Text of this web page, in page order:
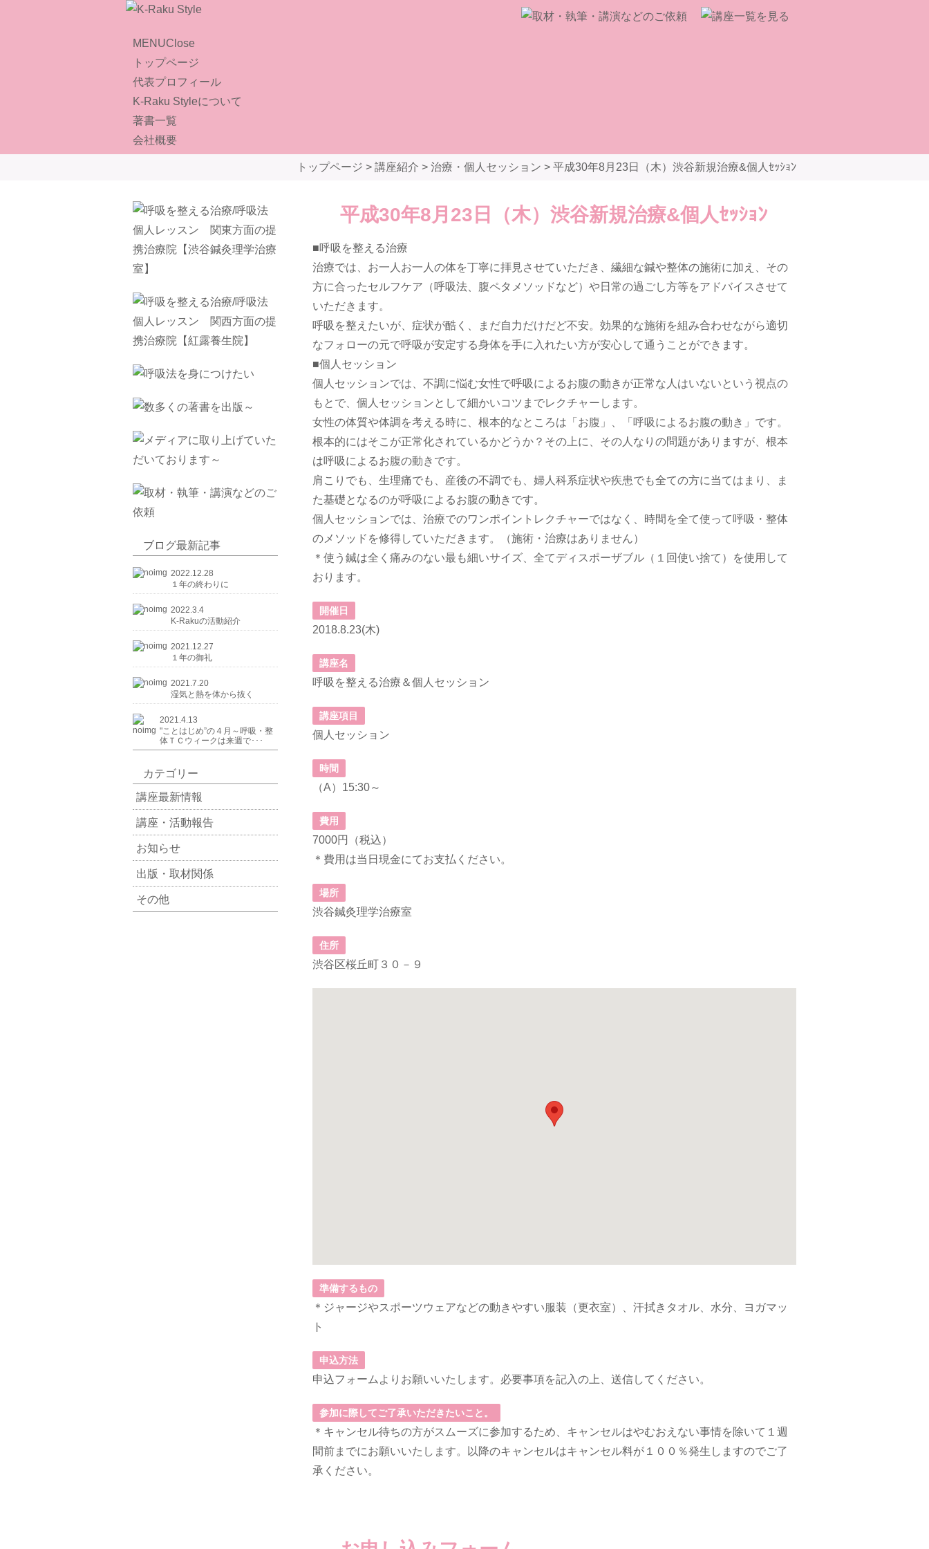
MENUClose
トップページ
代表プロフィール
K-Raku Styleについて
著書一覧
会社概要
トップページ > 講座紹介 > 治療・個人セッション > 平成30年8月23日（木）渋谷新規治療&個人ｾｯｼｮﾝ
平成30年8月23日（木）渋谷新規治療&個人ｾｯｼｮﾝ
■呼吸を整える治療
治療では、お一人お一人の体を丁寧に拝見させていただき、繊細な鍼や整体の施術に加え、その
方に合ったセルフケア（呼吸法、腹ペタメソッドなど）や日常の過ごし方等をアドバイスさせて
いただきます。
呼吸を整えたいが、症状が酷く、まだ自力だけだど不安。効果的な施術を組み合わせながら適切
なフォローの元で呼吸が安定する身体を手に入れたい方が安心して通うことができます。
■個人セッション
個人セッションでは、不調に悩む女性で呼吸によるお腹の動きが正常な人はいないという視点の
もとで、個人セッションとして細かいコツまでレクチャーします。
女性の体質や体調を考える時に、根本的なところは「お腹」、「呼吸によるお腹の動き」です。
根本的にはそこが正常化されているかどうか？その上に、その人なりの問題がありますが、根本
は呼吸によるお腹の動きです。
肩こりでも、生理痛でも、産後の不調でも、婦人科系症状や疾患でも全ての方に当てはまり、ま
た基礎となるのが呼吸によるお腹の動きです。
個人セッションでは、治療でのワンポイントレクチャーではなく、時間を全て使って呼吸・整体
のメソッドを修得していただきます。（施術・治療はありません）
＊使う鍼は全く痛みのない最も細いサイズ、全てディスポーザブル（１回使い捨て）を使用して
おります。
開催日
2018.8.23(木)
講座名
呼吸を整える治療＆個人セッション
講座項目
個人セッション
時間
（A）15:30～
費用
7000円（税込）
＊費用は当日現金にてお支払ください。
場所
渋谷鍼灸理学治療室
住所
渋谷区桜丘町３０－９
準備するもの
＊ジャージやスポーツウェアなどの動きやすい服装（更衣室）、汗拭きタオル、水分、ヨガマッ
ト
申込方法
申込フォームよりお願いいたします。必要事項を記入の上、送信してください。
参加に際してご了承いただきたいこと。
＊キャンセル待ちの方がスムーズに参加するため、キャンセルはやむおえない事情を除いて１週
間前までにお願いいたします。以降のキャンセルはキャンセル料が１００％発生しますのでご了
承ください。
ブログ最新記事
2022.12.28
１年の終わりに
2022.3.4
K-Rakuの活動紹介
2021.12.27
１年の御礼
2021.7.20
湿気と熱を体から抜く
2021.4.13
"ことはじめ”の４月～呼吸・整
体ＴＣウィークは来週で･･･
カテゴリー
講座最新情報
講座・活動報告
お知らせ
出版・取材関係
その他